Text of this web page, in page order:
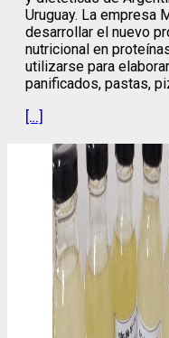
Uruguay. La empresa
desarrollar el nuevo
nutricional en
utilizarse para
panificados, pastas,
[…]